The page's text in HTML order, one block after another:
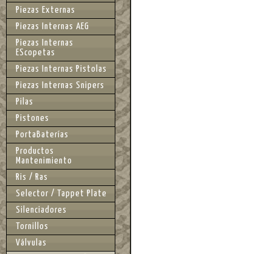
Piezas Externas
Piezas Internas AEG
Piezas Internas
EScopetas
Piezas Internas Pistolas
Piezas Internas Snipers
Pilas
Pistones
PortaBaterías
Productos
Mantenimiento
Ris / Ras
Selector / Tappet Plate
Silenciadores
Tornillos
Válvulas